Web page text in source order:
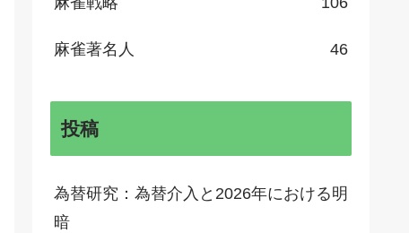
麻雀著名人 46
投稿
為替研究：為替介入と2026年における明
暗